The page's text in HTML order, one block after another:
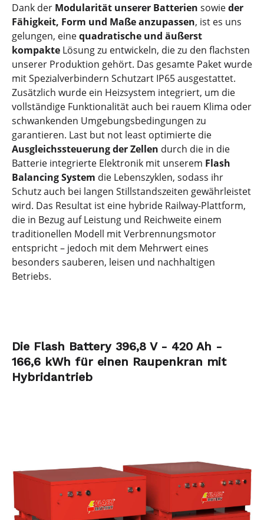
Dank der Modularität unserer Batterien sowieder
Fähigkeit, Form und Maße anzupassen, ist es uns
gelungen, einequadratische und äußerst
kompakte Lösung zu entwickeln, die zu den flachsten
unserer Produktion gehört. Das gesamte Paket wurde
mit Spezialverbindern Schutzart IP65 ausgestattet.
Zusätzlich wurde ein Heizsystem integriert, um die
vollständige Funktionalität auch bei rauem Klima oder
schwankenden Umgebungsbedingungen zu
garantieren. Last but not least optimierte die
Ausgleichssteuerung der Zellen durch die in die
Batterie integrierte Elektronik mit unserem Flash
Balancing System die Lebenszyklen, sodass ihr
Schutz auch bei langen Stillstandszeiten gewährleistet
wird. Das Resultat ist eine hybride Railway-Plattform,
die in Bezug auf Leistung und Reichweite einem
traditionellen Modell mit Verbrennungsmotor
entspricht – jedoch mit dem Mehrwert eines
besonders sauberen, leisen und nachhaltigen
Betriebs.
Die Flash Battery 396,8 V - 420 Ah -
166,6 kWh für einen Raupenkran mit
Hybridantrieb